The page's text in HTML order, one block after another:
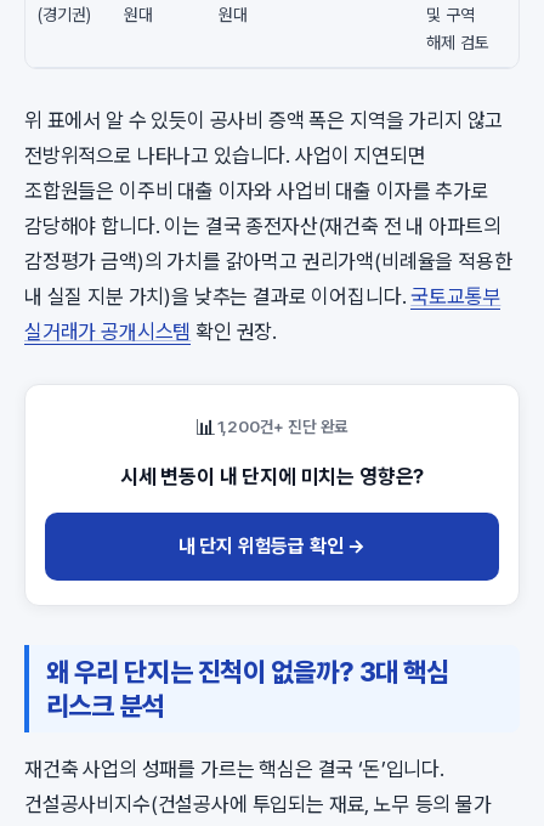
(경기권) 원대 원대
및 구역
해제 검토
위 표에서 알 수 있듯이 공사비 증액 폭은 지역을 가리지 않고
전방위적으로 나타나고 있습니다. 사업이 지연되면
조합원들은 이주비 대출 이자와 사업비 대출 이자를 추가로
감당해야 합니다. 이는 결국 종전자산(재건축 전 내 아파트의
감정평가 금액)의 가치를 갉아먹고 권리가액(비례율을 적용한
내 실질 지분 가치)을 낮추는 결과로 이어집니다.국토교통부
실거래가 공개시스템 확인 권장.
📊 1,200건+ 진단 완료
시세 변동이 내 단지에 미치는 영향은?
내 단지 위험등급 확인 →
왜 우리 단지는 진척이 없을까? 3대 핵심
리스크 분석
재건축 사업의 성패를 가르는 핵심은 결국 ‘돈’입니다.
건설공사비지수(건설공사에 투입되는 재료, 노무 등의 물가